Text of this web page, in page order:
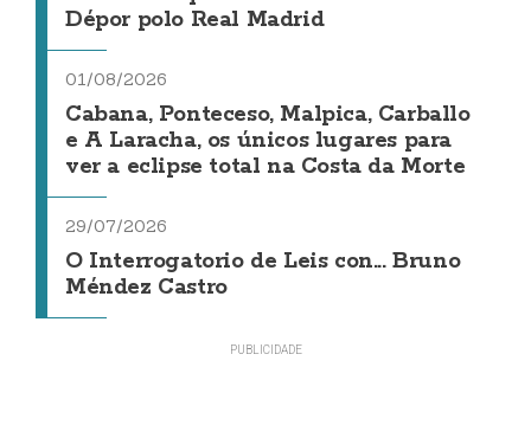
Dépor polo Real Madrid
01/08/2026
Cabana, Ponteceso, Malpica, Carballo
e A Laracha, os únicos lugares para
ver a eclipse total na Costa da Morte
29/07/2026
O Interrogatorio de Leis con... Bruno
Méndez Castro